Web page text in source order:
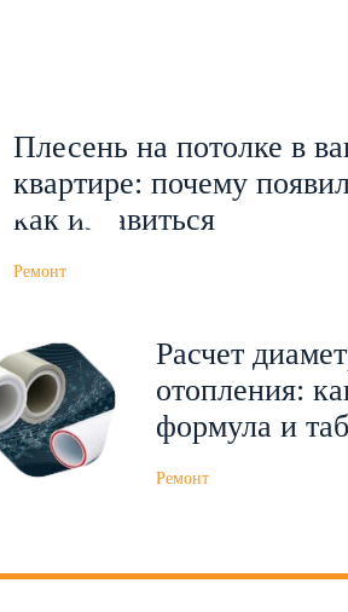
Плесень на потолке в
квартире: почему
как избавиться
Ремонт
Расчет
отопления:
формула и
Ремонт